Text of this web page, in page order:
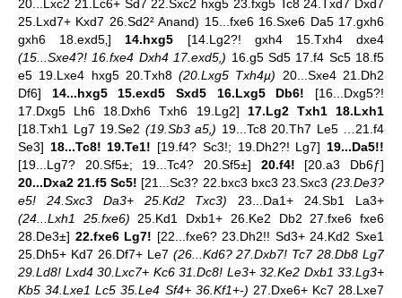
20...Lxc2 21.Lc6+ Sd7 22.Sxc2 hxg5 23.fxg5 Tc8 24.Txd7 Dxd7
25.Lxd7+ Kxd7 26.Sd2² Anand) 15...fxe6 16.Sxe6 Da5 17.gxh6
gxh6 18.exd5‚] 14.hxg5 [14.Lg2?! gxh4 15.Txh4 dxe4
(15...Sxe4?! 16.fxe4 Dxh4 17.exd5‚) 16.g5 Sd5 17.f4 Sc5 18.f5
e5 19.Lxe4 hxg5 20.Txh8(20.Lxg5 Txh4µ) 20...Sxe4 21.Dh2
Df6] 14...hxg5 15.exd5 Sxd5 16.Lxg5 Db6! [16...Dxg5?!
17.Dxg5 Lh6 18.Dxh6 Txh6 19.Lg2] 17.Lg2 Txh1 18.Lxh1
[18.Txh1 Lg7 19.Se2 (19.Sb3 a5‚) 19...Tc8 20.Th7 Le5 …21.f4
Se3] 18...Tc8! 19.Te1! [19.f4? Sc3!; 19.Dh2?! Lg7] 19...Da5!!
[19...Lg7? 20.Sf5±; 19...Tc4? 20.Sf5±] 20.f4! [20.a3 Db6ƒ]
20...Dxa2 21.f5 Sc5! [21...Sc3? 22.bxc3 bxc3 23.Sxc3(23.De3?
e5! 24.Sxc3 Da3+ 25.Kd2 Txc3) 23...Da1+ 24.Sb1 La3+
(24...Lxh1 25.fxe6) 25.Kd1 Dxb1+ 26.Ke2 Db2 27.fxe6 fxe6
28.De3±] 22.fxe6 Lg7! [22...fxe6? 23.Dh2!! Sd3+ 24.Kd2 Sxe1
25.Dh5+ Kd7 26.Df7+ Le7 (26...Kd6? 27.Dxb7! Tc7 28.Db8 Lg7
29.Ld8! Lxd4 30.Lxc7+ Kc6 31.Dc8! Le3+ 32.Ke2 Dxb1 33.Lg3+
Kb5 34.Lxe1 Lc5 35.Le4 Sf4+ 36.Kf1+-) 27.Dxe6+ Kc7 28.Lxe7